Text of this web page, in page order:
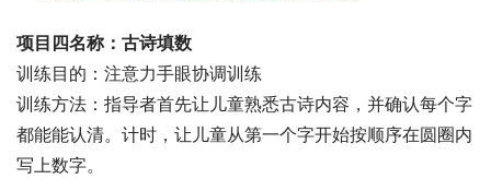
项目四名称：古诗填数
训练目的：注意力手眼协调训练
训练方法：指导者首先让儿童熟悉古诗内容，并确认每个字
都能能认清。计时，让儿童从第一个字开始按顺序在圆圈内
写上数字。